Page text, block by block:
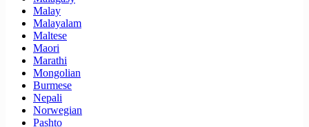
Malay
Malayalam
Maltese
Maori
Marathi
Mongolian
Burmese
Nepali
Norwegian
Pashto